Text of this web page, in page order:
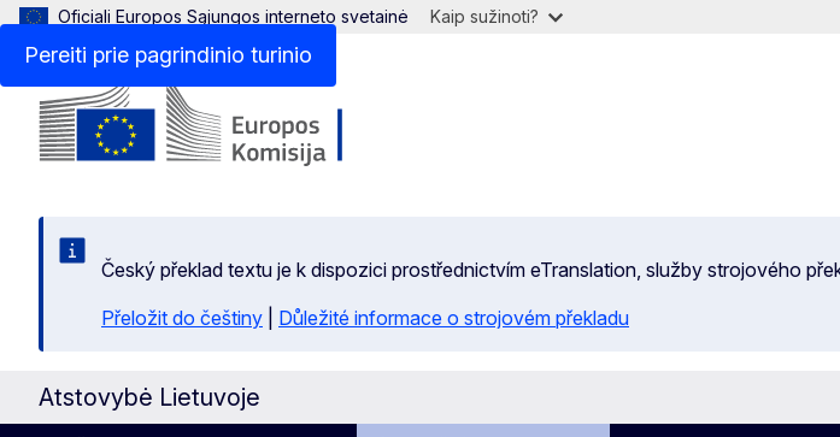
Pereiti prie pagrindinio turinio
Oficiali Europos Sąjungos interneto svetainė Kaip sužinoti?
Český překlad textu je k dispozici prostřednictvím eTranslation, služby strojového
Přeložit do češtiny
Důležité informace o strojovém překladu
Atstovybė Lietuvoje